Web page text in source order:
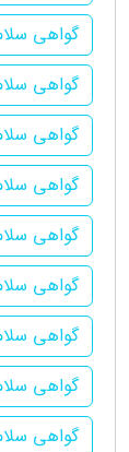
گواهی
گواهی
گواهی
گواهی
گواهی
گواهی
گواهی
گواهی
گواهی